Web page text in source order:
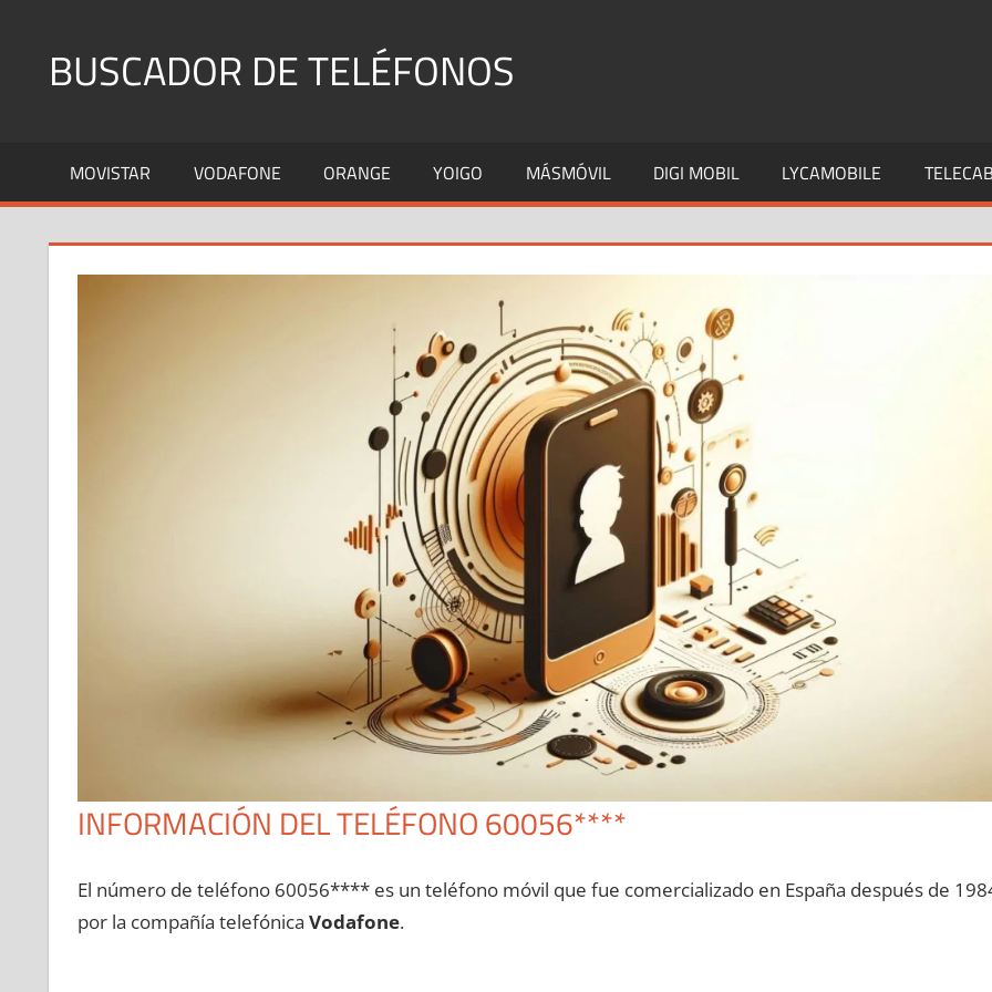
contenidoBUSCADOR DE TELÉFONOS
Fijos
y
MOVISTAR VODAFONE ORANGE YOIGO MÁSMÓVIL DIGI MOBIL LYCAMOBILE
INFORMACIÓN DEL TELÉFONO 60056****
El número dе teléfono 60056**** es un teléfono móvil quе fue comercializado en España después dе
pοr la compañía telefónica Vodafone.